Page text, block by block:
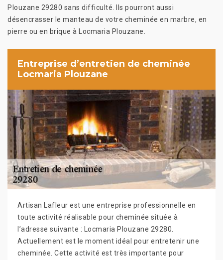
Plouzane 29280 sans difficulté. Ils pourront aussi
désencrasser le manteau de votre cheminée en marbre, en
pierre ou en brique à Locmaria Plouzane.
Entreprise d’entretien de cheminée
Locmaria Plouzane
Artisan Lafleur est une entreprise professionnelle en
toute activité réalisable pour cheminée située à
l’adresse suivante : Locmaria Plouzane 29280.
Actuellement est le moment idéal pour entretenir une
cheminée. Cette activité est très importante pour